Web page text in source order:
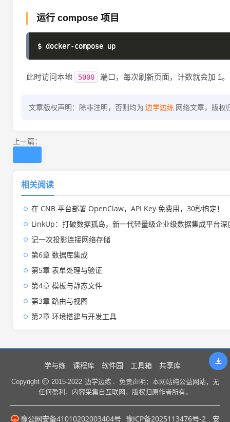
运行 compose 项目
此时访问本地 5000 端口，每次刷新页面，计数就会加 1。
文章版权声明：除非注明，否则均为 边学边练 网络文章，版权
上一篇：
相关阅读
在 CNB 平台部署 OpenClaw，API Key 免费用，30秒搞定！
LinkUp：打破数据孤岛，新一代轻量级企业级数据集成平台深
记一次投影连接网络存储
第6章 数据库集成
第5章 表单处理与验证
第4章 模板与静态文件
第3章 路由与视图
第2章 环境搭建与开发工具
学与练 课程库 软件园 工具箱 共享库
Copyright 2015-2022 边学边练 .
免责声明：本网站纯公益网站，无
任何盈利，内容采集自互联网，版权归原作者所有。
豫公网安备41010202003404号 豫ICP备2025113476号-2 . 安